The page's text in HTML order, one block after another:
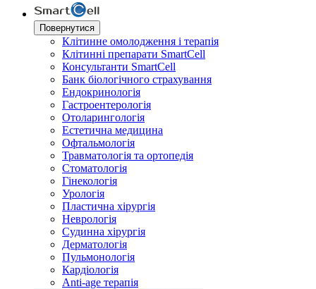
Повернутися
Клітинне омолодження і терапія
Клітинні препарати SmartCell
Консультанти SmartCell
Банк бiологiчного страхування
Ендокринологія
Гастроентерологія
Отоларингологія
Естетична медицина
Офтальмологія
Травматологія та ортопедія
Стоматологія
Гінекологія
Урологія
Пластична хірургія
Неврологія
Судинна хірургія
Дерматологія
Пульмонологія
Кардiологія
Anti-age терапія